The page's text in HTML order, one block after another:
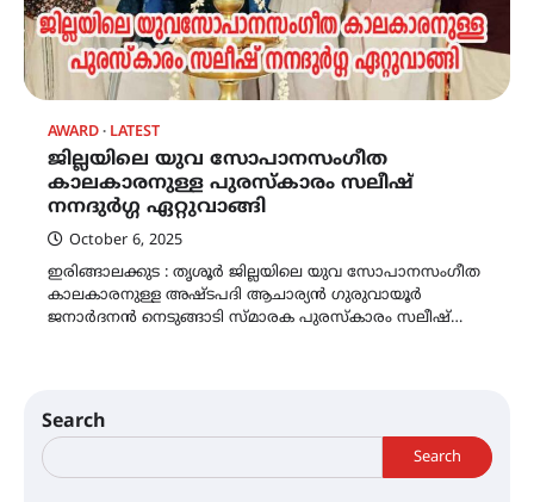
AWARD LATEST
ജില്ലയിലെ യുവ സോപാനസംഗീത
കാലകാരനുള്ള പുരസ്‌കാരം സലീഷ്
നനദുർഗ്ഗ ഏറ്റുവാങ്ങി
October 6, 2025
ഇരിങ്ങാലക്കുട : തൃശൂർ ജില്ലയിലെ യുവ സോപാനസംഗീത
കാലകാരനുള്ള അഷ്ടപദി ആചാര്യൻ ഗുരുവായൂർ
ജനാർദനൻ നെടുങ്ങാടി സ്മാരക പുരസ്‌കാരം സലീഷ്…
Search
Search